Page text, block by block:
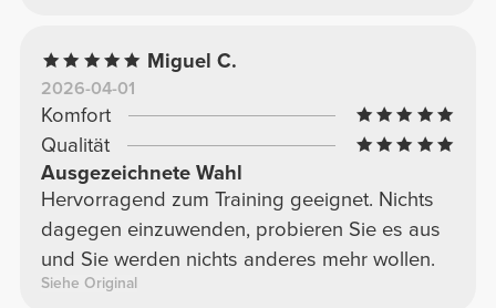
Miguel C.
2026-04-01
Komfort
Qualität
Ausgezeichnete Wahl
Hervorragend zum Training geeignet. Nichts
dagegen einzuwenden, probieren Sie es aus
und Sie werden nichts anderes mehr wollen.
Siehe Original